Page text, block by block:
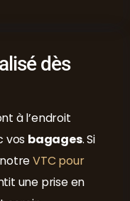
dès
à l’endroit
vos bagages. Si
notreVTC pour
une prise en